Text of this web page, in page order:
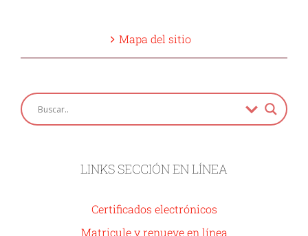
Mapa del sitio
LINKS SECCIÓN EN LÍNEA
Certificados electrónicos
Matricule y renueve en línea